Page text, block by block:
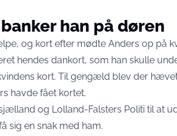
han på døren
og kort efter mødte Anders op på
hendes dankort, som han skulle
kort. Til gengæld blev der
havde fået kortet.
og Lolland-Falsters Politi til at
sig en snak med ham.